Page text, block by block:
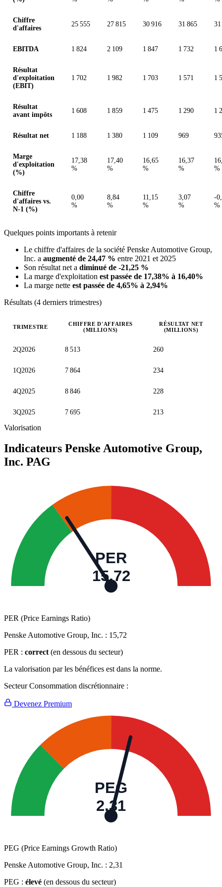
Chiffre
d'affaires
25 555 27 815 30 916 31 865
EBITDA 1 824 2 109 1 847 1 732 1
Résultat
d'exploitation
(EBIT)
1 702 1 982 1 703 1 571 1
Résultat
avant impôts
1 608 1 859 1 475 1 290 1
Résultat net 1 188 1 380 1 109 969
Marge
d'exploitation
(%)
17,38
%
17,40
%
16,65
%
16,37
%
%
Chiffre
d'affaires vs.
N-1 (%)
0,00
%
8,84
%
11,15
%
3,07
%
-
%
Quelques points importants à retenir
Le chiffre d'affaires de la société Penske Automotive Group,
Inc. a augmenté de 24,47 % entre 2021 et 2025
Son résultat net a diminué de -21,25 %
La marge d'exploitation est passée de 17,38% à 16,40%
La marge nette est passée de 4,65% à 2,94%
Résultats (4 derniers trimestres)
TRIMESTRE
CHIFFRE D'AFFAIRES
(MILLIONS)
RÉSULTAT NET
(MILLIONS)
2Q2026 8 513 260
1Q2026 7 864 234
4Q2025 8 846 228
3Q2025 7 695 213
Valorisation
Indicateurs Penske Automotive Group,
Inc. PAG
PER
15,72
PER (Price Earnings Ratio)
Penske Automotive Group, Inc. : 15,72
PER : correct (en dessous du secteur)
La valorisation par les bénéfices est dans la norme.
Secteur Consommation discrétionnaire :
Devenez Premium
PEG
2,31
PEG (Price Earnings Growth Ratio)
Penske Automotive Group, Inc. : 2,31
PEG : élevé (en dessous du secteur)